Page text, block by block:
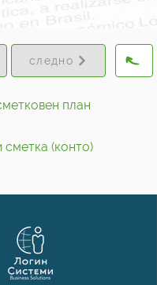
следно
план
сметка (конто)